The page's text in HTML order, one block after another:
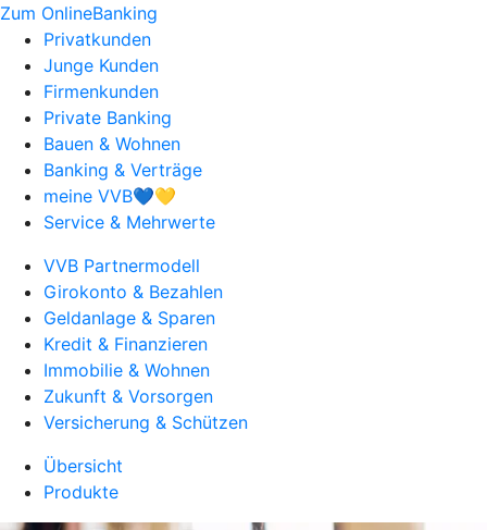
Zum OnlineBanking
Privatkunden
Junge Kunden
Firmenkunden
Private Banking
Bauen & Wohnen
Banking & Verträge
meine VVB💙💛
Service & Mehrwerte
VVB Partnermodell
Girokonto & Bezahlen
Geldanlage & Sparen
Kredit & Finanzieren
Immobilie & Wohnen
Zukunft & Vorsorgen
Versicherung & Schützen
Übersicht
Produkte